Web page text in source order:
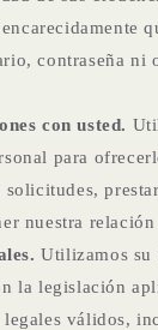
contraseña ni
con usted.
para
solicitudes,
nuestra
Utilizamos su
la legislación
válidos,